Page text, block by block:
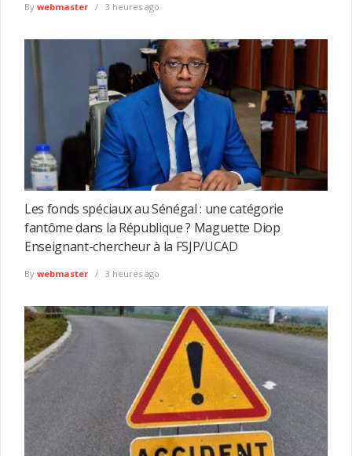
By webmaster 3 heures ago
Les fonds spéciaux au Sénégal : une catégorie
fantôme dans la République ? Maguette Diop
Enseignant-chercheur à la FSJP/UCAD
By webmaster 3 heures ago